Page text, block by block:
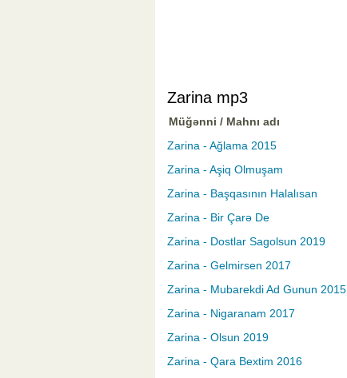
Zarina mp3
Müğənni / Mahnı adı
Zarina - Ağlama 2015
Zarina - Aşiq Olmuşam
Zarina - Başqasının Halalısan
Zarina - Bir Çarə De
Zarina - Dostlar Sagolsun 2019
Zarina - Gelmirsen 2017
Zarina - Mubarekdi Ad Gunun 2015
Zarina - Nigaranam 2017
Zarina - Olsun 2019
Zarina - Qara Bextim 2016